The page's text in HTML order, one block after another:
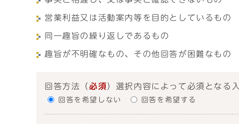
営業利益又は活動案内等を目的としているもの
同一趣旨の繰り返しであるもの
趣旨が不明確なもの、その他回答が困難なもの
回答方法 （ 必須 ）選択内容によって必須となる
回答を希望しない 回答を希望する